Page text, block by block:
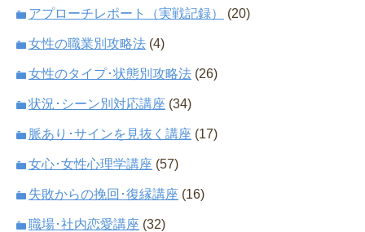
アプローチレポート（実戦記録） (20)
女性の職業別攻略法 (4)
女性のタイプ･状態別攻略法 (26)
状況･シーン別対応講座 (34)
脈あり･サインを見抜く講座 (17)
女心･女性心理学講座 (57)
失敗からの挽回･復縁講座 (16)
職場･社内恋愛講座 (32)